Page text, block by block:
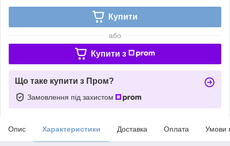
Купити
або
Купити з
Що таке купити з Пром?
Замовлення під захистом
Опис Характеристики Доставка Оплата Умови